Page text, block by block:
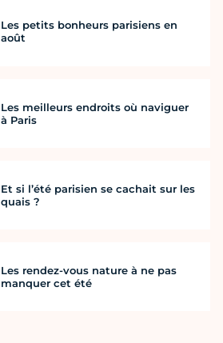
Les petits bonheurs parisiens en
août
Les meilleurs endroits où naviguer
à Paris
Et si l’été parisien se cachait sur les
quais ?
Les rendez-vous nature à ne pas
manquer cet été